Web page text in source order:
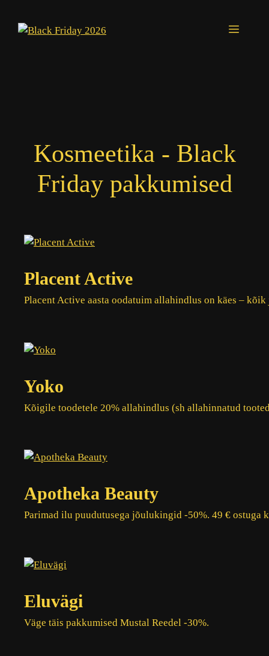
content
Menu
Kosmeetika - Black
Friday pakkumised
Placent Active
Placent Active aasta oodatuim allahindlus on käes –
Yoko
Kõigile toodetele 20% allahindlus (sh allahinnatud
Apotheka Beauty
Parimad ilu puudutusega jõulukingid -50%. 49 € ostuga
Eluvägi
Väge täis pakkumised Mustal Reedel -30%.